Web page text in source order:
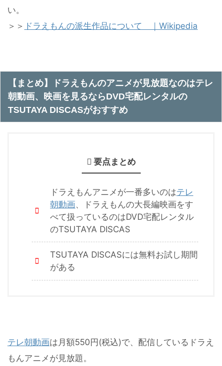
い。
＞＞ ドラえもんの派生作品について ｜Wikipedia
【まとめ】ドラえもんのアニメが見放題なのはテレ
朝動画、映画を見るならDVD宅配レンタルの
TSUTAYA DISCASがおすすめ
要点まとめ
ドラえもんアニメが一番多いのはテレ
朝動画、ドラえもんの大長編映画をす
べて扱っているのはDVD宅配レンタル
のTSUTAYA DISCAS
TSUTAYA DISCASには無料お試し期間
がある
テレ朝動画は月額550円(税込)で、配信しているドラえ
もんアニメが見放題。